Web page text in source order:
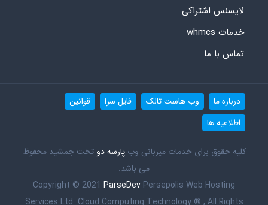
لایسنس اشتراکی
خدمات whmcs
تماس با ما
درباره ما وب هاست تالک فایل سرا
قوانین
اطلاعیه ها
کلیه حقوق برای خدمات میزبانی وبپارسه دو تخت جمشید محفوظ
می باشد.
Copyright © 2021 ParseDev Persepolis Web Hosting
Services Ltd. Cloud Computing Technology ® , All Rights